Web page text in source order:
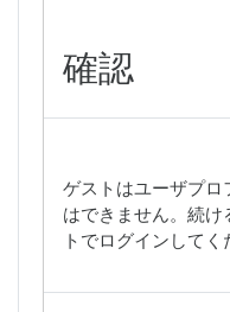
確認
ゲストはユーザプロ
はできません。続
トでログインしてく